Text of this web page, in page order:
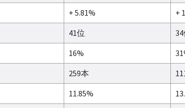
+ 5.81%
+
41位
16%
259本
11.85%